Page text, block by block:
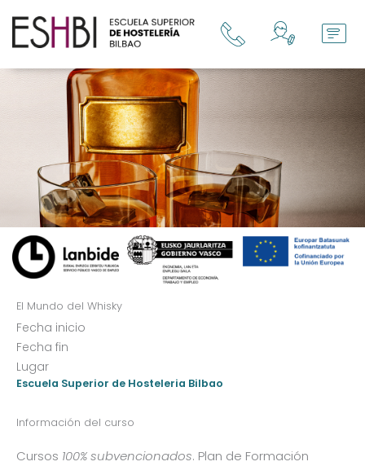
contenido
El Mundo del Whisky
Fecha inicio
Fecha fin
Lugar
Escuela Superior de Hosteleria Bilbao
Información del curso
Cursos 100% subvencionados. Plan de Formación